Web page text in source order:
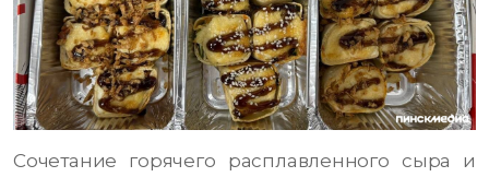
Сочетание горячего расплавленного сыра и